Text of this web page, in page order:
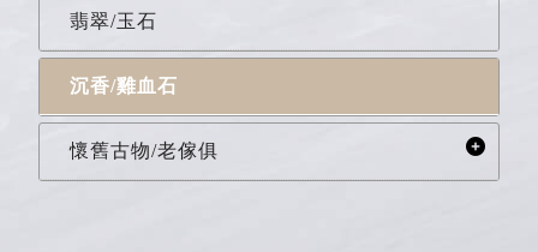
翡翠/玉石
沉香/雞血石
懷舊古物/老傢俱